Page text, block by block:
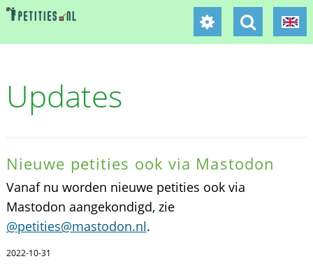
Updates
Nieuwe petities ook via Mastodon
Vanaf nu worden nieuwe petities ook via
Mastodon aangekondigd, zie
@petities@mastodon.nl.
2022-10-31